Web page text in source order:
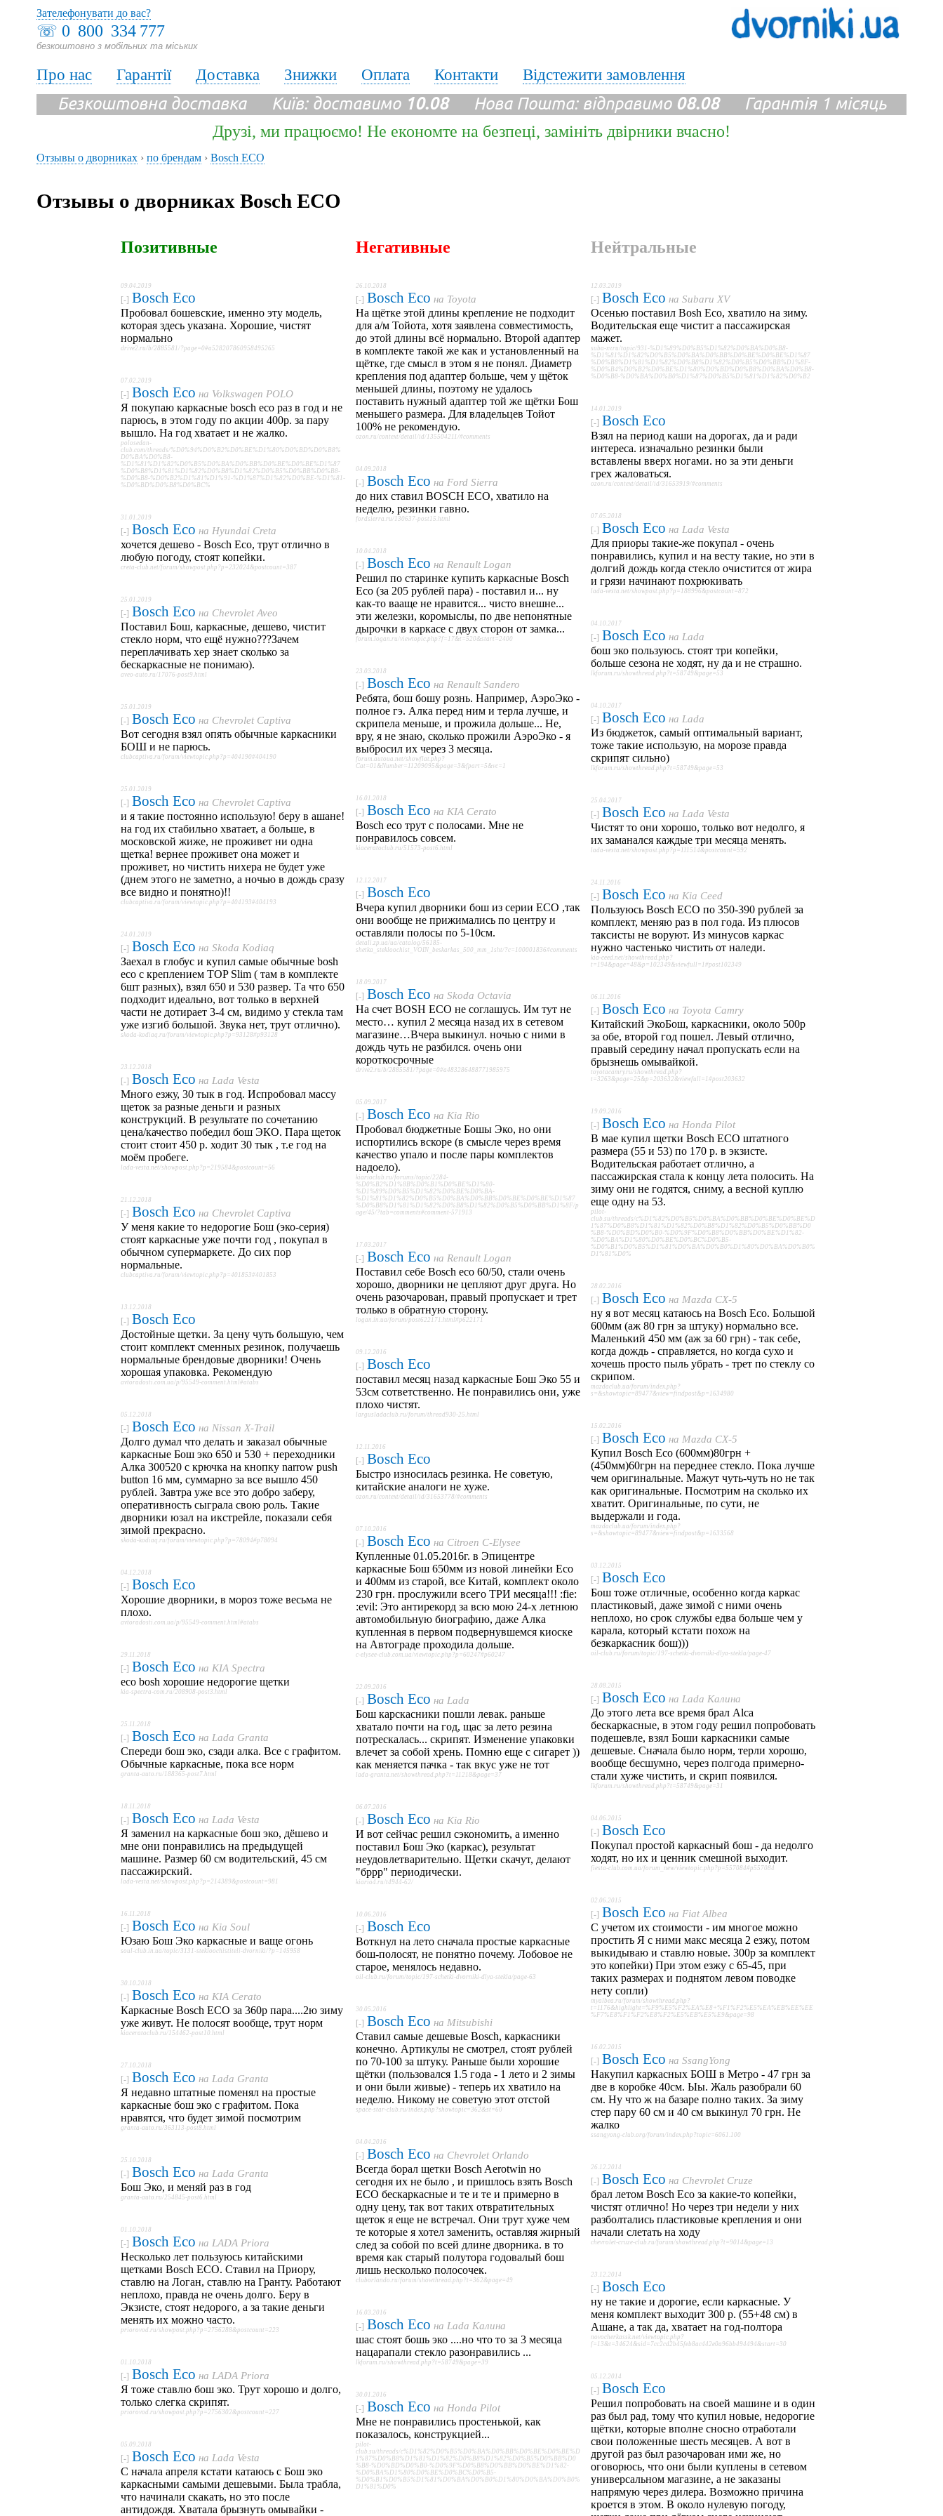
☏ 0 800 334 777
безкоштовно з мобільних та міських
Зателефонувати до вас?
Про нас Гарантії Доставка Знижки Оплата Контакти Відстежити замовлення
Безкоштовна доставка Київ: доставимо 10.08Нова Пошта: відправимо 08.08Гарантія 1 місяць
Друзі, ми працюємо! Не економте на безпеці, замініть двірники вчасно!
Отзывы о дворниках › по брендам › Bosch ECO
Отзывы о дворниках Bosch ECO
Позитивные
09.04.2019
[-] Bosch Eco
Пробовал бошевские, именно эту модель,
которая здесь указана. Хорошие, чистят
нормально
drive2.ru/b/2885581/?page=0#a528207860958495265
07.02.2019
[-] Bosch Eco на Volkswagen POLO
Я покупаю каркасные bosch eco раз в год и не
парюсь, в этом году по акции 400р. за пару
вышло. На год хватает и не жалко.
polosedan-
club.com/threads/%D0%94%D0%B2%D0%BE%D1%80%D0%BD%D0%B8%
D0%BA%D0%B8-
%D1%81%D1%82%D0%B5%D0%BA%D0%BB%D0%BE%D0%BE%D1%87
%D0%B8%D1%81%D1%82%D0%B8%D1%82%D0%B5%D0%BB%D0%B8-
%D0%B8-%D0%B2%D1%81%D1%91-%D1%87%D1%82%D0%BE-%D1%81-
%D0%BD%D0%B8%D0%BC%
31.01.2019
[-] Bosch Eco на Hyundai Creta
хочется дешево - Bosch Eco, трут отлично в
любую погоду, стоят копейки.
creta-club.net/forum/showpost.php?p=232024&postcount=387
25.01.2019
[-] Bosch Eco на Chevrolet Aveo
Поставил Бош, каркасные, дешево, чистит
стекло норм, что ещё нужно???Зачем
переплачивать хер знает сколько за
бескаркасные не понимаю).
aveo-auto.ru/17076-post9.html
25.01.2019
[-] Bosch Eco на Chevrolet Captiva
Вот сегодня взял опять обычные каркасники
БОШ и не парюсь.
clubcaptiva.ru/forum/viewtopic.php?p=404190#404190
25.01.2019
[-] Bosch Eco на Chevrolet Captiva
и я такие постоянно использую! беру в ашане!
на год их стабильно хватает, а больше, в
московской жиже, не проживет ни одна
щетка! вернее проживет она может и
проживет, но чистить нихера не будет уже
(днем этого не заметно, а ночью в дождь сразу
все видно и понятно)!!
clubcaptiva.ru/forum/viewtopic.php?p=404193#404193
24.01.2019
[-] Bosch Eco на Skoda Kodiaq
Заехал в глобус и купил самые обычные bosh
eco с креплением TOP Slim ( там в комплекте
6шт разных), взял 650 и 530 развер. Та что 650
подходит идеально, вот только в верхней
части не дотирает 3-4 см, видимо у стекла там
уже изгиб большой. Звука нет, трут отлично).
skoda-kodiaq.ru/forum/viewtopic.php?p=93128#p93128
23.12.2018
[-] Bosch Eco на Lada Vesta
Много езжу, 30 тык в год. Испробовал массу
щеток за разные деньги и разных
конструкций. В результате по сочетанию
цена/качество победил бош ЭКО. Пара щеток
стоит стоит 450 р. ходит 30 тык , т.е год на
моём пробеге.
lada-vesta.net/showpost.php?p=219584&postcount=56
21.12.2018
[-] Bosch Eco на Chevrolet Captiva
У меня какие то недорогие Бош (эко-серия)
стоят каркасные уже почти год , покупал в
обычном супермаркете. До сих пор
нормальные.
clubcaptiva.ru/forum/viewtopic.php?p=401853#401853
13.12.2018
[-] Bosch Eco
Достойные щетки. За цену чуть большую, чем
стоит комплект сменных резинок, получаешь
нормальные брендовые дворники! Очень
хорошая упаковка. Рекомендую
avtoradosti.com.ua/p/95549-comment.html#atabs
05.12.2018
[-] Bosch Eco на Nissan X-Trail
Долго думал что делать и заказал обычные
каркасные Бош эко 650 и 530 + переходники
Алка 300520 с крючка на кнопку narrow push
button 16 мм, суммарно за все вышло 450
рублей. Завтра уже все это добро заберу,
оперативность сыграла свою роль. Такие
дворники юзал на икстрейле, показали себя
зимой прекрасно.
skoda-kodiaq.ru/forum/viewtopic.php?p=78094#p78094
04.12.2018
[-] Bosch Eco
Хорошие дворники, в мороз тоже весьма не
плохо.
avtoradosti.com.ua/p/95549-comment.html#atabs
29.11.2018
[-] Bosch Eco на KIA Spectra
eco bosh хорошие недорогие щетки
kia-spectra-com.ru/208908-post3.html
25.11.2018
[-] Bosch Eco на Lada Granta
Спереди бош эко, сзади алка. Все с графитом.
Обычные каркасные, пока все норм
granta-auto.ru/188365-post7.html
18.11.2018
[-] Bosch Eco на Lada Vesta
Я заменил на каркасные бош эко, дёшево и
мне они понравились на предыдущей
машине. Размер 60 см водительский, 45 см
пассажирский.
lada-vesta.net/showpost.php?p=214389&postcount=981
16.11.2018
[-] Bosch Eco на Kia Soul
Юзаю Бош Эко каркасные и ваще огонь
soul-club.in.ua/topic/3131-stekloochistiteli-dvorniki/?p=145958
30.10.2018
[-] Bosch Eco на KIA Cerato
Каркасные Bosch ECO за 360р пара....2ю зиму
уже живут. Не полосят вообще, трут норм
kiaceratoclub.ru/154462-post10.html
27.10.2018
[-] Bosch Eco на Lada Granta
Я недавно штатные поменял на простые
каркасные бош эко с графитом. Пока
нравятся, что будет зимой посмотрим
granta-auto.ru/363113-post8.html
25.10.2018
[-] Bosch Eco на Lada Granta
Бош Эко, и меняй раз в год
granta-auto.ru/254845-post6.html
01.10.2018
[-] Bosch Eco на LADA Priora
Несколько лет пользуюсь китайскими
щетками Bosch ECO. Ставил на Приору,
ставлю на Логан, ставлю на Гранту. Работают
неплохо, правда не очень долго. Беру в
Экзисте, стоят недорого, а за такие деньги
менять их можно часто.
priorovod.ru/showpost.php?p=2756288&postcount=223
01.10.2018
[-] Bosch Eco на LADA Priora
Я тоже ставлю бош эко. Трут хорошо и долго,
только слегка скрипят.
priorovod.ru/showpost.php?p=2756302&postcount=227
05.09.2018
[-] Bosch Eco на Lada Vesta
С начала апреля кстати катаюсь с Бош эко
каркасными самыми дешевыми. Была трабла,
что начинали скакать, но это после
антидождя. Хватала брызнуть омывайки -
Негативные
26.10.2018
[-] Bosch Eco на Toyota
На щётке этой длины крепление не подходит
для а/м Тойота, хотя заявлена совместимость,
до этой длины всё нормально. Второй адаптер
в комплекте такой же как и установленный на
щётке, где смысл в этом я не понял. Диаметр
крепления под адаптер больше, чем у щёток
меньшей длины, поэтому не удалось
поставить нужный адаптер той же щётки Бош
меньшего размера. Для владельцев Тойот
100% не рекомендую.
ozon.ru/context/detail/id/135504211/#comments
04.09.2018
[-] Bosch Eco на Ford Sierra
до них ставил BOSCH ECO, хватило на
неделю, резинки гавно.
fordsierra.ru/130637-post15.html
10.04.2018
[-] Bosch Eco на Renault Logan
Решил по старинке купить каркасные Bosch
Eco (за 205 рублей пара) - поставил и... ну
как-то вааще не нравится... чисто внешне...
эти железки, коромыслы, по две непонятные
дырочки в каркасе с двух сторон от замка...
forum.logan.ru/viewtopic.php?f=17&t=520&start=2400
23.03.2018
[-] Bosch Eco на Renault Sandero
Ребята, бош бошу рознь. Например, АэроЭко -
полное гэ. Алка перед ним и терла лучше, и
скрипела меньше, и прожила дольше... Не,
вру, я не знаю, сколько прожили АэроЭко - я
выбросил их через 3 месяца.
forum.autoua.net/showflat.php?
Cat=01&Number=11209095&page=3&fpart=5&vc=1
16.01.2018
[-] Bosch Eco на KIA Cerato
Bosch eco трут с полосами. Мне не
понравилось совсем.
kiaceratoclub.ru/51573-post6.html
12.12.2017
[-] Bosch Eco
Вчера купил дворники бош из серии ECO ,так
они вообще не прижимались по центру и
оставляли полосы по 5-10см.
detali.zp.ua/ua/catalog/56185-
shetka_stekloochist_VOIN_beskarkas_500_mm_1sht/?c=100001836#comments
18.09.2017
[-] Bosch Eco на Skoda Octavia
На счет BOSH ECO не соглашусь. Им тут не
место… купил 2 месяца назад их в сетевом
магазине…Вчера выкинул. ночью с ними в
дождь чуть не разбился. очень они
короткосрочные
drive2.ru/b/2885581/?page=0#a483286488771985975
05.09.2017
[-] Bosch Eco на Kia Rio
Пробовал бюджетные Бошы Эко, но они
испортились вскоре (в смысле через время
качество упало и после пары комплектов
надоело).
kiarioclub.ru/forums/topic/2284-
%D0%B2%D1%8B%D0%B1%D0%BE%D1%80-
%D1%89%D0%B5%D1%82%D0%BE%D0%BA-
%D1%81%D1%82%D0%B5%D0%BA%D0%BB%D0%BE%D0%BE%D1%87
%D0%B8%D1%81%D1%82%D0%B8%D1%82%D0%B5%D0%BB%D1%8F/p
age/45/?tab=comments#comment-571913
17.03.2017
[-] Bosch Eco на Renault Logan
Поставил себе Bosch eco 60/50, стали очень
хорошо, дворники не цепляют друг друга. Но
очень разочарован, правый пропускает и трет
только в обратную сторону.
logan.in.ua/forum/post622171.html#p622171
09.12.2016
[-] Bosch Eco
поставил месяц назад каркасные Бош Эко 55 и
53см сответственно. Не понравились они, уже
плохо чистят.
largusladaclub.ru/forum/thread930-25.html
12.11.2016
[-] Bosch Eco
Быстро износилась резинка. Не советую,
китайские аналоги не хуже.
ozon.ru/context/detail/id/31653778/#comments
07.10.2016
[-] Bosch Eco на Citroen C-Elysee
Купленные 01.05.2016г. в Эпицентре
каркасные Бош 650мм из новой линейки Есо
и 400мм из старой, все Китай, комплект около
230 грн. прослужили всего ТРИ месяца!!! :fie:
:evil: Это антирекорд за всю мою 24-х летнюю
автомобильную биографию, даже Алка
купленная в первом подвернувшемся киоске
на Автограде проходила дольше.
c-elysee-club.com.ua/viewtopic.php?p=60247#p60247
22.09.2016
[-] Bosch Eco на Lada
Бош карскасники пошли левак. раньше
хватало почти на год, щас за лето резина
потрескалась... скрипят. Изменение упаковки
влечет за собой хрень. Помню еще с сигарет ))
как меняется пачка - так вкус уже не тот
lada-granta.net/showthread.php?t=11218&page=37
06.07.2016
[-] Bosch Eco на Kia Rio
И вот сейчас решил сэкономить, а именно
поставил Бош Эко (каркас), результат
неудовлетварительно. Щетки скачут, делают
"бррр" периодически.
kiario4.ru/t4944-62/
10.06.2016
[-] Bosch Eco
Воткнул на лето сначала простые каркасные
бош-полосят, не понятно почему. Лобовое не
старое, менялось недавно.
oil-club.ru/forum/topic/197-schetki-dvorniki-dlya-stekla/page-63
30.05.2016
[-] Bosch Eco на Mitsubishi
Ставил самые дешевые Bosch, каркасники
конечно. Артикулы не смотрел, стоят рублей
по 70-100 за штуку. Раньше были хорошие
щётки (пользовался 1.5 года - 1 лето и 2 зимы
и они были живые) - теперь их хватило на
неделю. Никому не советую этот отстой
space-star-club.ru/index.php?showtopic=362&st=60
04.04.2016
[-] Bosch Eco на Chevrolet Orlando
Всегда борал щетки Bosch Aerotwin но
сегодня их не было , и пришлось взять Bosch
ЕСО бескаркасные и те и те и примерно в
одну цену, так вот таких отвратительных
щеток я еще не встречал. Они трут хуже чем
те которые я хотел заменить, оставляя жирный
след за собой по всей длине дворника. в то
время как старый полутора годовалый бош
лишь несколько полосочек.
cluborlando.ru/forum/showthread.php?t=362&page=49
16.03.2016
[-] Bosch Eco на Lada Калина
шас стоят бошь эко ....но что то за 3 месяца
нацарапали стекло разонравились ...
lkforum.ru/showthread.php?t=58749&page=39
30.01.2016
[-] Bosch Eco на Honda Pilot
Мне не понравились простенькой, как
показалось, конструкцией...
pilot-
club.su/threads/c%D1%82%D0%B5%D0%BA%D0%BB%D0%BE%D0%BE%D
1%87%D0%B8%D1%81%D1%82%D0%B8%D1%82%D0%B5%D0%BB%D0
%B8-%D0%BD%D0%B0-%D0%9F%D0%B8%D0%BB%D0%BE%D1%82-
%D0%BA%D1%80%D0%BE%D0%BC%D0%B5-
%D0%B1%D0%B5%D1%81%D0%BA%D0%B0%D1%80%D0%BA%D0%B0%
D1%81%D0%
Нейтральные
12.03.2019
[-] Bosch Eco на Subaru XV
Осенью поставил Bosh Eco, хватило на зиму.
Водительская еще чистит а пассажирская
мажет.
suba-xv.ru/topic/931-%D1%89%D0%B5%D1%82%D0%BA%D0%B8-
%D1%81%D1%82%D0%B5%D0%BA%D0%BB%D0%BE%D0%BE%D1%87
%D0%B8%D1%81%D1%82%D0%B8%D1%82%D0%B5%D0%BB%D1%8F-
%D0%B4%D0%B2%D0%BE%D1%80%D0%BD%D0%B8%D0%BA%D0%B8-
%D0%B8-%D0%BA%D0%B0%D1%87%D0%B5%D1%81%D1%82%D0%B2
14.01.2019
[-] Bosch Eco
Взял на период каши на дорогах, да и ради
интереса. изначально резинки были
вставлены вверх ногами. но за эти деньги
грех жаловаться.
ozon.ru/context/detail/id/31653919/#comments
07.05.2018
[-] Bosch Eco на Lada Vesta
Для приоры такие-же покупал - очень
понравились, купил и на весту такие, но эти в
долгий дождь когда стекло очистится от жира
и грязи начинают похрюкивать
lada-vesta.net/showpost.php?p=188996&postcount=872
04.10.2017
[-] Bosch Eco на Lada
бош эко пользуюсь. стоят три копейки,
больше сезона не ходят, ну да и не страшно.
lkforum.ru/showthread.php?t=58749&page=53
04.10.2017
[-] Bosch Eco на Lada
Из бюджеток, самый оптимальный вариант,
тоже такие использую, на морозе правда
скрипят сильно)
lkforum.ru/showthread.php?t=58749&page=53
25.04.2017
[-] Bosch Eco на Lada Vesta
Чистят то они хорошо, только вот недолго, я
их заманался каждые три месяца менять.
lada-vesta.net/showpost.php?p=111514&postcount=592
24.11.2016
[-] Bosch Eco на Kia Ceed
Пользуюсь Bosсh ECO по 350-390 рублей за
комплект, меняю раз в пол года. Из плюсов
таксисты не воруют. Из минусов каркас
нужно частенько чистить от наледи.
kia-ceed.net/showthread.php?
t=194&page=48&p=102349&viewfull=1#post102349
06.11.2016
[-] Bosch Eco на Toyota Camry
Китайский ЭкоБош, каркасники, около 500р
за обе, второй год пошел. Левый отлично,
правый середину начал пропускать если на
брызнешь омывайкой.
toyotacamry.ru/showthread.php?
t=3263&page=25&p=203632&viewfull=1#post203632
19.09.2016
[-] Bosch Eco на Honda Pilot
В мае купил щетки Bosch ECO штатного
размера (55 и 53) по 170 р. в экзисте.
Водительская работает отлично, а
пассажирская стала к концу лета полосить. На
зиму они не годятся, сниму, а весной куплю
еще одну на 53.
pilot-
club.su/threads/c%D1%82%D0%B5%D0%BA%D0%BB%D0%BE%D0%BE%D
1%87%D0%B8%D1%81%D1%82%D0%B8%D1%82%D0%B5%D0%BB%D0
%B8-%D0%BD%D0%B0-%D0%9F%D0%B8%D0%BB%D0%BE%D1%82-
%D0%BA%D1%80%D0%BE%D0%BC%D0%B5-
%D0%B1%D0%B5%D1%81%D0%BA%D0%B0%D1%80%D0%BA%D0%B0%
D1%81%D0%
28.02.2016
[-] Bosch Eco на Mazda CX-5
ну я вот месяц катаюсь на Bosch Eco. Большой
600мм (аж 80 грн за штуку) нормально все.
Маленький 450 мм (аж за 60 грн) - так себе,
когда дождь - справляется, но когда сухо и
хочешь просто пыль убрать - трет по стеклу со
скрипом.
mazdaclub.ua/forum/index.php?
s=&showtopic=89477&view=findpost&p=1634980
15.02.2016
[-] Bosch Eco на Mazda CX-5
Купил Bosch Eco (600мм)80грн +
(450мм)60грн на переднее стекло. Пока лучше
чем оригинальные. Мажут чуть-чуть но не так
как оригинальные. Посмотрим на сколько их
хватит. Оригинальные, по сути, не
выдержали и года.
mazdaclub.ua/forum/index.php?
s=&showtopic=89477&view=findpost&p=1633568
03.12.2015
[-] Bosch Eco
Бош тоже отличные, особенно когда каркас
пластиковый, даже зимой с ними очень
неплохо, но срок службы едва больше чем у
карала, который кстати похож на
безкаркасник бош)))
oil-club.ru/forum/topic/197-schetki-dvorniki-dlya-stekla/page-47
28.08.2015
[-] Bosch Eco на Lada Калина
До этого лета все время брал Alca
бескаркасные, в этом году решил попробовать
подешевле, взял Боши каркасники самые
дешевые. Сначала было норм, терли хорошо,
вообще бесшумно, через полгода примерно-
стали хуже чистить, и скрип появился.
lkforum.ru/showthread.php?t=58749&page=31
04.06.2015
[-] Bosch Eco
Покупал простой каркасный бош - да недолго
ходят, но их и ценник смешной выходит.
fiesta-club.com.ua/forum_new/viewtopic.php?p=557084#p557084
02.06.2015
[-] Bosch Eco на Fiat Albea
С учетом их стоимости - им многое можно
простить Я с ними макс месяца 2 езжу, потом
выкидываю и ставлю новые. 300р за комплект
это копейки) При этом езжу с 65-45, при
таких размерах и поднятом левом поводке
нету сопли)
myalbea.ru/forum/showthread.php?
t=1176&highlight=%F9%E5%F2%EA%E8+%F1%F2%E5%EA%EB%EE%EE
%F7%E8%F1%F2%E8%F2%E5%EB%E5%E9&page=98
16.02.2015
[-] Bosch Eco на SsangYong
Накупил каркасных БОШ в Метро - 47 грн за
две в коробке 40см. Ыы. Жаль разобрали 60
см. Ну что ж на базаре полно таких. За зиму
стер пару 60 см и 40 см выкинул 70 грн. Не
жалко
ssangyong-club.org/forum/index.php?topic=6061.100
26.12.2014
[-] Bosch Eco на Chevrolet Cruze
брал летом Bosch Eco за какие-то копейки,
чистят отлично! Но через три недели у них
разболтались пластиковые крепления и они
начали слетать на ходу
chevrolet-cruze-club.ru/forum/showthread.php?t=9014&page=13
23.12.2014
[-] Bosch Eco
ну не такие и дорогие, если каркасные. У
меня комплект выходит 300 р. (55+48 см) в
Ашане, а так да, хватает на год-полтора
novocherkassk.net/viewtopic.php?
f=13&t=34624&sid=7cc2cd2b45feb8ac442e0a96bb494494&start=30
05.12.2014
[-] Bosch Eco
Решил попробовать на своей машине и в один
раз был рад, тому что купил новые, недорогие
щётки, которые вполне сносно отработали
свои положенные шесть месяцев. А вот в
другой раз был разочарован ими же, но
оговорюсь, что они были куплены в сетевом
универсальном магазине, а не заказаны
напрямую через дилера. Возможно причина
кроется в этом. В около нулевую погоду,